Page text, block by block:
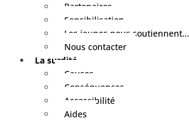
Partenaires
Sensibilisation
Les jeunes nous soutiennent…
Nous contacter
La surdité
Causes
Conséquences
Accessibilité
Aides